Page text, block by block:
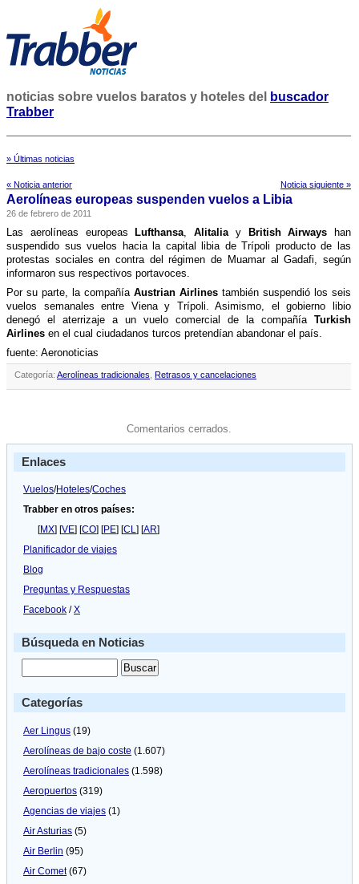
noticias sobre vuelos baratos y hoteles del
buscador
Trabber
» Últimas noticias
« Noticia anterior Noticia siguiente »
Aerolí­neas europeas suspenden vuelos a Libia
26 de febrero de 2011
Las aerolí­neas europeas Lufthansa, Alitalia y British Airways han
suspendido sus vuelos hacia la capital libia de Trí­poli producto de las
protestas sociales en contra del régimen de Muamar al Gadafi, según
informaron sus respectivos portavoces.
Por su parte, la compañí­a Austrian Airlines también suspendió los seis
vuelos semanales entre Viena y Trí­poli. Asimismo, el gobierno libio
denegó el aterrizaje a un vuelo comercial de la compañí­a Turkish
Airlines en el cual ciudadanos turcos pretendí­an abandonar el paí­s.
fuente: Aeronoticias
Categoría: Aerolíneas tradicionales Retrasos y cancelaciones
Comentarios cerrados.
Enlaces
Vuelos/Hoteles/Coches
Trabber en otros países:
[MX] [VE] [CO] [PE] [CL] [AR]
Planificador de viajes
Blog
Preguntas y Respuestas
Facebook /X
Búsqueda en Noticias
Categorías
Aer Lingus (19)
Aerolíneas de bajo coste (1.607)
Aerolíneas tradicionales (1.598)
Aeropuertos (319)
Agencias de viajes (1)
Air Asturias (5)
Air Berlin (95)
Air Comet(67)